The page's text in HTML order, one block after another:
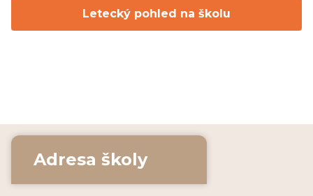
Letecký pohled na školu
Adresa školy